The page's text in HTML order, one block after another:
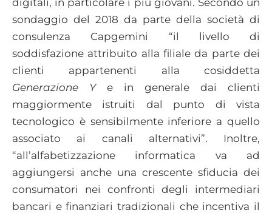
sondaggio del 2018 da parte della società di
consulenza Capgemini “il livello di
soddisfazione attribuito alla filiale da parte dei
clienti appartenenti alla cosiddetta
Generazione Ye in generale dai clienti
maggiormente istruiti dal punto di vista
tecnologico è sensibilmente inferiore a quello
associato ai canali alternativi”. Inoltre,
“all’alfabetizzazione informatica va ad
aggiungersi anche una crescente sfiducia dei
consumatori nei confronti degli intermediari
bancari e finanziari tradizionali che incentiva il